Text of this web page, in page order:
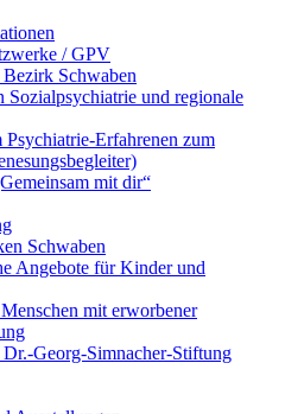
/ GPV
Schwaben
Sozialpsychiatrie und regionale
Erfahrenen zum
mit dir“
Schwaben
Angebote für Kinder und
mit erworbener
Georg-Simnacher-Stiftung